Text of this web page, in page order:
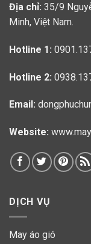
Địa chỉ: 35/9
Minh, Việt Nam.
Hotline 1:
Hotline 2:
Email:
Website:
DỊCH VỤ
May áo gió